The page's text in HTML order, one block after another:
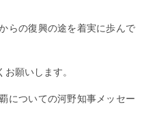
らの復興の途を着実に歩んで
願いします。
についての河野知事メッセー